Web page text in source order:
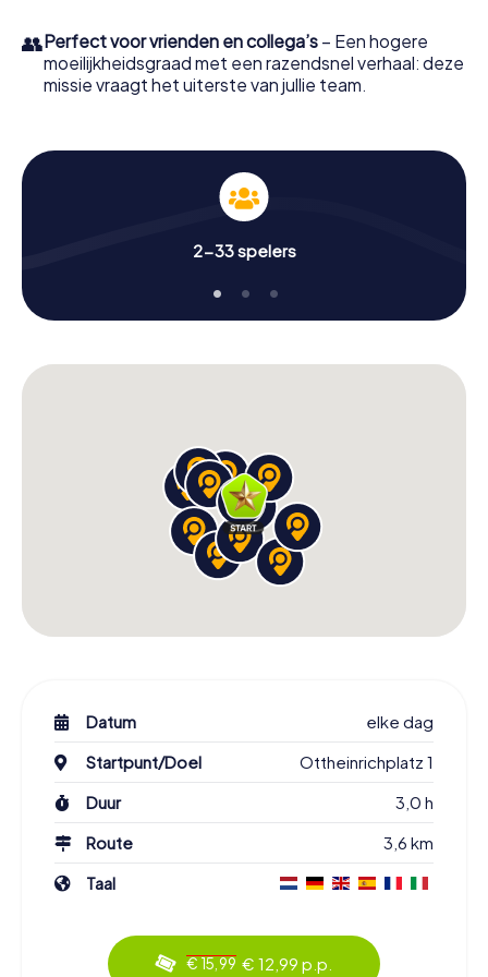
👥Perfect voor vrienden en collega’s – Een hogere
moeilijkheidsgraad met een razendsnel verhaal: deze
missie vraagt het uiterste van jullie team.
2-33 spelers
Datum
elke dag
Startpunt/Doel
Ottheinrichplatz 1
Duur
3,0 h
Route
3,6 km
Taal
€ 15,99 € 12,99 p.p.